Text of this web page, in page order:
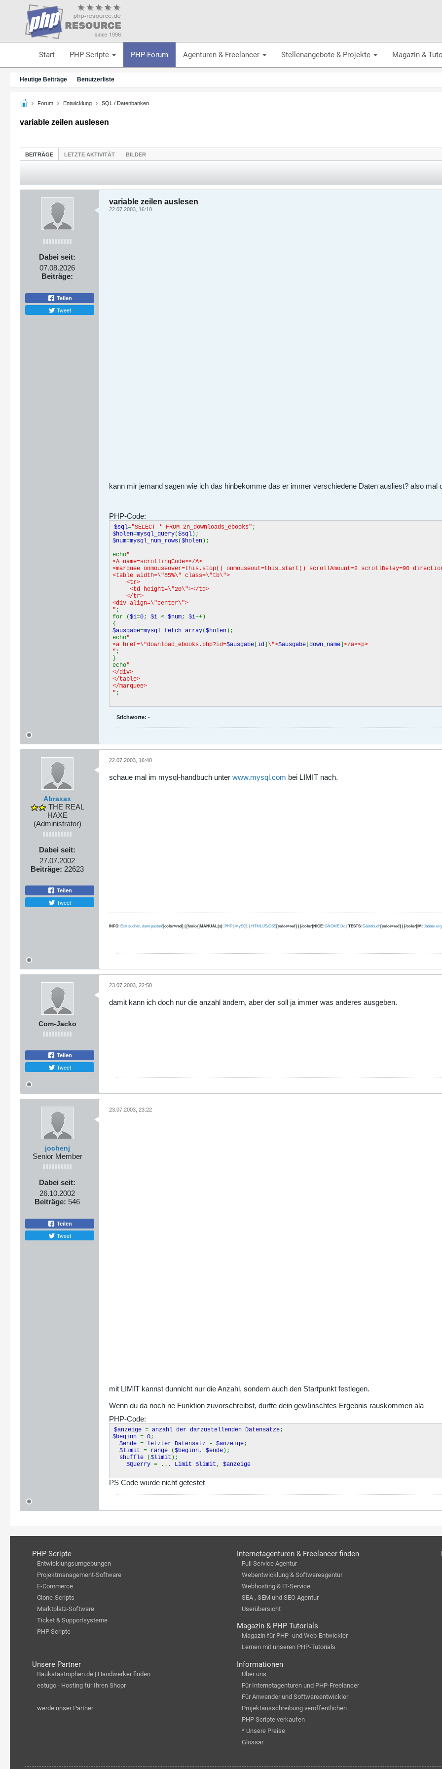
Start PHP Scripte PHP-Forum Agenturen & Freelancer Stellenangebote & Projekte Magazin &
Heutige Beiträge Benutzerliste
Forum Entwicklung SQL / Datenbanken
variable zeilen auslesen
BEITRÄGE LETZTE AKTIVITÄT BILDER
Dabei seit:
07.08.2026
Beiträge:
Teilen
Tweet
variable zeilen auslesen
22.07.2003, 16:10
kann mir jemand sagen wie ich das hinbekomme das er immer verschiedene Daten ausliest? also mal
PHP-Code:
$sql="SELECT * FROM 2n_downloads_ebooks" ;
$holen=mysql_query($sql );
$num=mysql_num_rows($holen );
echo"
<A name=scrollingCode></A>
<marquee onmouseover=this.stop() onmouseout=this.start() scrollAmount=2 scrollDelay=90
<table width=\"85%\" class=\"tb\">
<tr>
<td height=\"20\"></td>
</tr>
<div align=\"center\">
" ;
for ($i=0; $i < $num; $i++)
{
$ausgabe=mysql_fetch_array($holen );
echo"
<a href=\"download_ebooks.php?id=$ausgabe id \">$ausgabe down_name </a><p>
" ;
}
echo"
</div>
</table>
</marquee>
" ;
Stichworte: -
Abraxax
THE REAL
HAXE
(Administrator)
Dabei seit:
27.07.2002
Beiträge: 22623
Teilen
Tweet
22.07.2003, 16:40
schaue mal im mysql-handbuch unter www.mysql.com bei LIMIT nach.
INFO: Erst suchen, dann posten![color=red] | [/color]MANUAL(s): PHP | MySQL | HTML/JS/CSS[color=red] | [/color]NICE: GNOME Do | TESTS: Gästebuch[color=red] | [/color]IM: Jabber.org
Com-Jacko
Teilen
Tweet
23.07.2003, 22:50
damit kann ich doch nur die anzahl ändern, aber der soll ja immer was anderes ausgeben.
jochenj
Senior Member
Dabei seit:
26.10.2002
Beiträge: 546
Teilen
Tweet
23.07.2003, 23:22
mit LIMIT kannst dunnicht nur die Anzahl, sondern auch den Startpunkt festlegen.
Wenn du da noch ne Funktion zuvorschreibst, durfte dein gewünschtes Ergebnis rauskommen ala
PHP-Code:
$anzeige = anzahl der darzustellenden Datensätze;
$beginn = 0;
$ende = letzter Datensatz - $anzeige;
$limit = range ($beginn, $ende );
shuffle
($limit );
$Querry = ... Limit $limit, $anzeige
PS Code wurde nicht getestet
PHP Scripte
Entwicklungsumgebungen
Projektmanagement-Software
E-Commerce
Clone-Scripts
Marktplatz-Software
Ticket & Supportsysteme
PHP Scripte
Internetagenturen & Freelancer finden
Full Service Agentur
Webentwicklung & Softwareagentur
Webhosting & IT-Service
SEA , SEM und SEO Agentur
Userübersicht
Magazin & PHP Tutorials
Magazin für PHP- und Web-Entwickler
Lernen mit unseren PHP-Tutorials
Unsere Partner
Baukatastrophen.de | Handwerker finden
estugo - Hosting für Ihren Shopr
werde unser Partner
Informationen
Über uns
Für Internetagenturen und PHP-Freelancer
Für Anwender und Softwareentwickler
Projektausschreibung veröffentlichen
PHP Scripte verkaufen
* Unsere Preise
Glossar